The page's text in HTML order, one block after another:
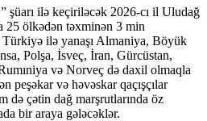
şüarı ilə keçiriləcək 2026-cı il Uludağ
25 ölkədən təxminən 3 min
Türkiyə ilə yanaşı Almaniya, Böyük
Polşa, İsveç, İran, Gürcüstan,
və Norveç də daxil olmaqla
peşəkar və həvəskar qaçışçılar
də çətin dağ marşrutlarında öz
bir araya gələcəklər.